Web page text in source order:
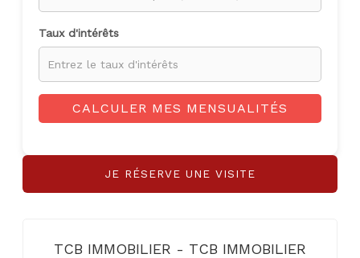
Taux d'intérêts
CALCULER MES MENSUALITÉS
JE RÉSERVE UNE VISITE
TCB IMMOBILIER - TCB IMMOBILIER